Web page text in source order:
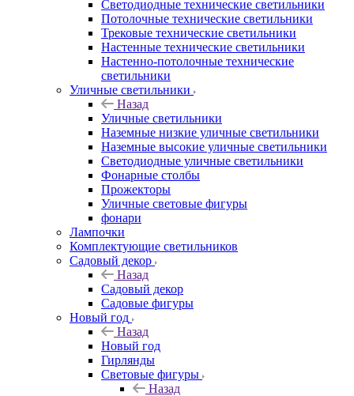
Светодиодные технические светильники
Потолочные технические светильники
Трековые технические светильники
Настенные технические светильники
Настенно-потолочные технические
светильники
Уличные светильники
Назад
Уличные светильники
Наземные низкие уличные светильники
Наземные высокие уличные светильники
Светодиодные уличные светильники
Фонарные столбы
Прожекторы
Уличные световые фигуры
фонари
Лампочки
Комплектующие светильников
Садовый декор
Назад
Садовый декор
Садовые фигуры
Новый год
Назад
Новый год
Гирлянды
Световые фигуры
Назад